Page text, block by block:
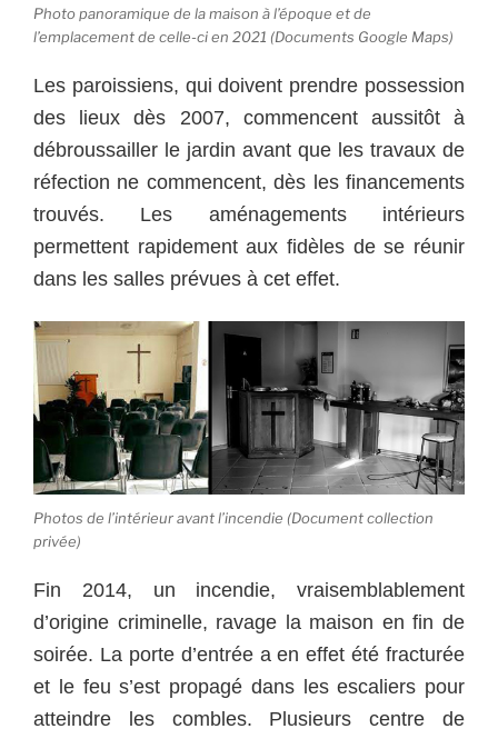
Photo panoramique de la maison à l’époque et de
l’emplacement de celle-ci en 2021 (Documents Google Maps)
Les paroissiens, qui doivent prendre possession
des lieux dès 2007, commencent aussitôt à
débroussailler le jardin avant que les travaux de
réfection ne commencent, dès les financements
trouvés. Les aménagements intérieurs
permettent rapidement aux fidèles de se réunir
dans les salles prévues à cet effet.
Photos de l’intérieur avant l’incendie (Document collection
privée)
Fin 2014, un incendie, vraisemblablement
d’origine criminelle, ravage la maison en fin de
soirée. La porte d’entrée a en effet été fracturée
et le feu s’est propagé dans les escaliers pour
atteindre les combles. Plusieurs centre de